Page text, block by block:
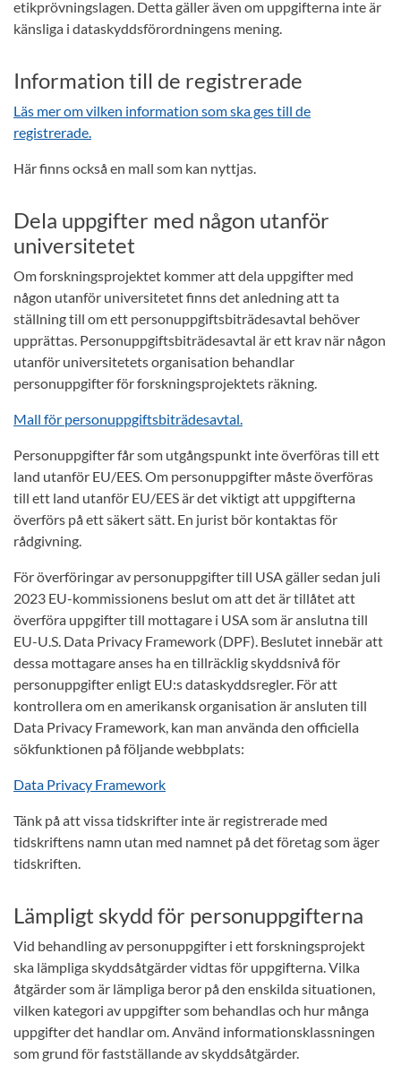
etikprövningslagen. Detta gäller även om uppgifterna inte är
känsliga i dataskyddsförordningens mening.
Information till de registrerade
Läs mer om vilken information som ska ges till de
registrerade.
Här finns också en mall som kan nyttjas.
Dela uppgifter med någon utanför
universitetet
Om forskningsprojektet kommer att dela uppgifter med
någon utanför universitetet finns det anledning att ta
ställning till om ett personuppgiftsbiträdesavtal behöver
upprättas. Personuppgiftsbiträdesavtal är ett krav när någon
utanför universitetets organisation behandlar
personuppgifter för forskningsprojektets räkning.
Mall för personuppgiftsbiträdesavtal.
Personuppgifter får som utgångspunkt inte överföras till ett
land utanför EU/EES. Om personuppgifter måste överföras
till ett land utanför EU/EES är det viktigt att uppgifterna
överförs på ett säkert sätt. En jurist bör kontaktas för
rådgivning.
För överföringar av personuppgifter till USA gäller sedan juli
2023 EU-kommissionens beslut om att det är tillåtet att
överföra uppgifter till mottagare i USA som är anslutna till
EU-U.S. Data Privacy Framework (DPF). Beslutet innebär att
dessa mottagare anses ha en tillräcklig skyddsnivå för
personuppgifter enligt EU:s dataskyddsregler. För att
kontrollera om en amerikansk organisation är ansluten till
Data Privacy Framework, kan man använda den officiella
sökfunktionen på följande webbplats:
Data Privacy Framework
Tänk på att vissa tidskrifter inte är registrerade med
tidskriftens namn utan med namnet på det företag som äger
tidskriften.
Lämpligt skydd för personuppgifterna
Vid behandling av personuppgifter i ett forskningsprojekt
ska lämpliga skyddsåtgärder vidtas för uppgifterna. Vilka
åtgärder som är lämpliga beror på den enskilda situationen,
vilken kategori av uppgifter som behandlas och hur många
uppgifter det handlar om. Använd informationsklassningen
som grund för fastställande av skyddsåtgärder.